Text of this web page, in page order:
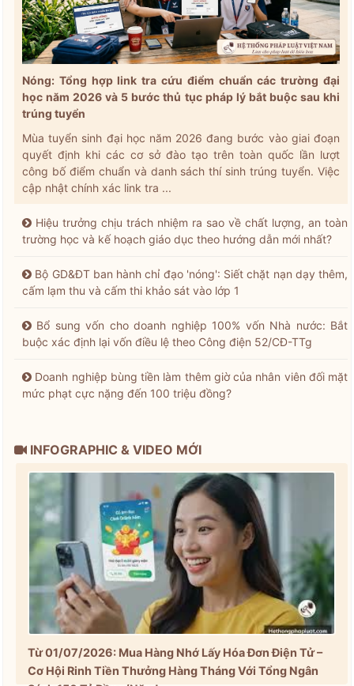
Nóng: Tổng hợp link tra cứu điểm chuẩn các trường đại
học năm 2026 và 5 bước thủ tục pháp lý bắt buộc sau khi
trúng tuyển
Mùa tuyển sinh đại học năm 2026 đang bước vào giai đoạn
quyết định khi các cơ sở đào tạo trên toàn quốc lần lượt
công bố điểm chuẩn và danh sách thí sinh trúng tuyển. Việc
cập nhật chính xác link tra ...
Hiệu trưởng chịu trách nhiệm ra sao về chất lượng, an toàn
trường học và kế hoạch giáo dục theo hướng dẫn mới nhất?
Bộ GD&ĐT ban hành chỉ đạo 'nóng': Siết chặt nạn dạy thêm,
cấm lạm thu và cấm thi khảo sát vào lớp 1
Bổ sung vốn cho doanh nghiệp 100% vốn Nhà nước: Bắt
buộc xác định lại vốn điều lệ theo Công điện 52/CĐ-TTg
Doanh nghiệp bùng tiền làm thêm giờ của nhân viên đối mặt
mức phạt cực nặng đến 100 triệu đồng?
INFOGRAPHIC & VIDEO MỚI
Từ 01/07/2026: Mua Hàng Nhớ Lấy Hóa Đơn Điện Tử –
Cơ Hội Rinh Tiền Thưởng Hàng Tháng Với Tổng Ngân